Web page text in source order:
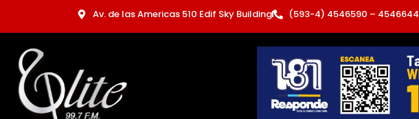
Av. de las Americas 510 Edif Sky Building (593-4) 4546590 – 4546644